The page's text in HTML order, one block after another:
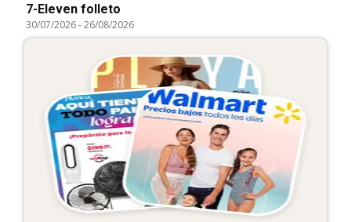
7-Eleven folleto
30/07/2026-26/08/2026